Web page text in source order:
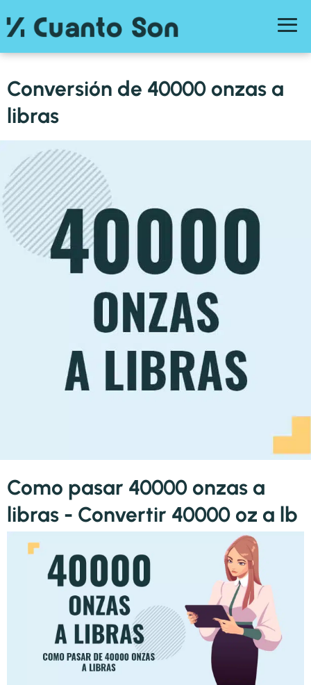
Conversión de 40000 onzas a
libras
Como pasar 40000 onzas a
libras - Convertir 40000 oz a lb